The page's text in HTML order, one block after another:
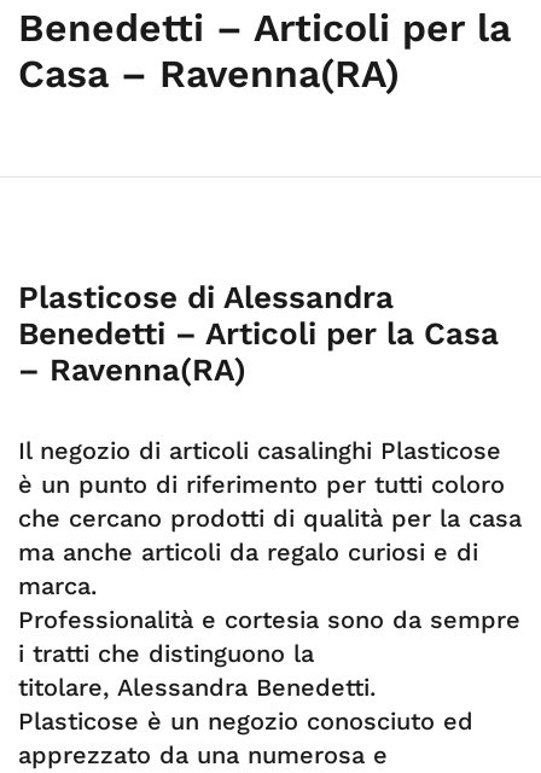
Benedetti – Articoli per la
Casa – Ravenna(RA)
Plasticose di Alessandra
Benedetti – Articoli per la Casa
– Ravenna(RA)
Il negozio di articoli casalinghi Plasticose
è un punto di riferimento per tutti coloro
che cercano prodotti di qualità per la casa
ma anche articoli da regalo curiosi e di
marca.
Professionalità e cortesia sono da sempre
i tratti che distinguono la
titolare, Alessandra Benedetti.
Plasticose è un negozio conosciuto ed
apprezzato da una numerosa e